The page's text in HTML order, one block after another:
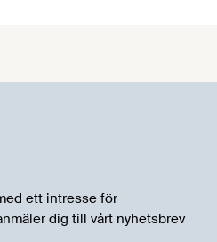
ett intresse för
dig till vårt nyhetsbrev